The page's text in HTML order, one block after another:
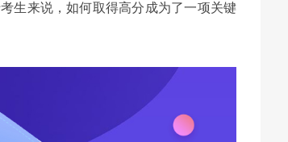
生来说，如何取得高分成为了一项关键